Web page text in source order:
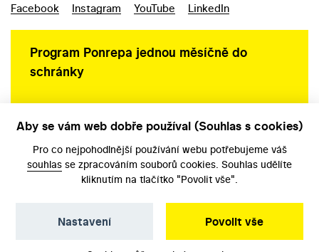
Facebook Instagram YouTube LinkedIn
Program Ponrepa jednou měsíčně do
schránky
Aby se vám web dobře používal (Souhlas s cookies)
Pro co nejpohodlnější používání webu potřebujeme váš
souhlas se zpracováním souborů cookies. Souhlas udělíte
kliknutím na tlačítko "Povolit vše".
Povolit vše
Nastavení